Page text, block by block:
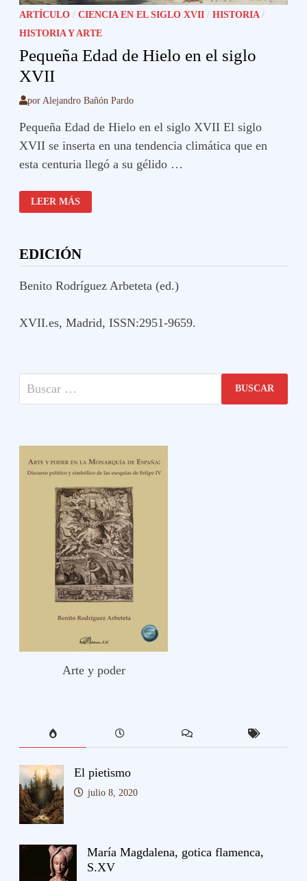
ARTÍCULO /CIENCIA EN EL SIGLO XVII /HISTORIA /
HISTORIA Y ARTE
Pequeña Edad de Hielo en el siglo
XVII
por Alejandro Bañón Pardo
Pequeña Edad de Hielo en el siglo XVII El siglo
XVII se inserta en una tendencia climática que en
esta centuria llegó a su gélido …
PEQUEÑA
EDAD
DE
SIGLO
LEER MÁS
EDICIÓN
Benito Rodríguez Arbeteta (ed.)
XVII.es, Madrid, ISSN:2951-9659.
Buscar:
Arte y poder
El pietismo
julio 8, 2020
María Magdalena, gotica flamenca,
S.XV